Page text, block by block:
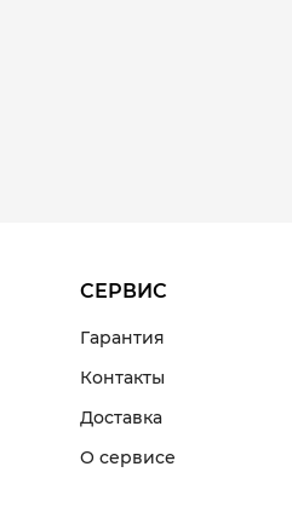
СЕРВИС
Гарантия
Контакты
Доставка
О сервисе